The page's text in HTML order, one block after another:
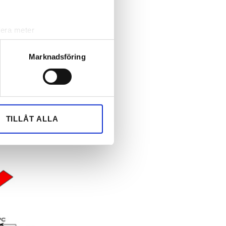
meter
. Du kan ändra
information från din enhet
kombinera informationen
Marknadsföring
TILLÅT ALLA
och